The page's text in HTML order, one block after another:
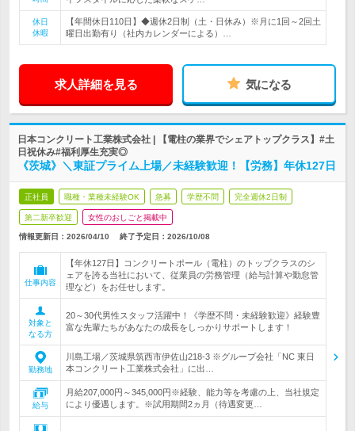
休日
休暇
【年間休日110日】◆週休2日制（土・日休み）※月に1回～2回土
曜日出勤有り（社内カレンダーによる）…
求人詳細を見る 気になる
日本コンクリート工業株式会社 | 【電柱の業界でシェアトップクラス】#土
日祝休み#福利厚生充実◎
《茨城》＼東証プライム上場／未経験歓迎！【労務】年休127日
正社員 職種・業種未経験OK 急募 学歴不問 完全週休2日制
第二新卒歓迎 女性のおしごと掲載中
情報更新日：2026/04/10 終了予定日： 2026/10/08
仕事内容
【年休127日】コンクリートポール（電柱）のトップクラスのシ
ェアを誇る当社において、従業員の労務管理（給与計算や勤怠管
理など）をお任せします。
対象と
なる方
20～30代男性スタッフ活躍中！《学歴不問・未経験歓迎》経験豊
富な先輩たちがあなたの成長をしっかりサポートします！
勤務地
川島工場／茨城県筑西市伊佐山218-3 ※グループ会社「NC 東日
本コンクリート工業株式会社」に出…
給与
月給207,000円～345,000円※経験、能力等を考慮の上、当社規定
により優遇します。※試用期間2ヵ月（待遇変更…